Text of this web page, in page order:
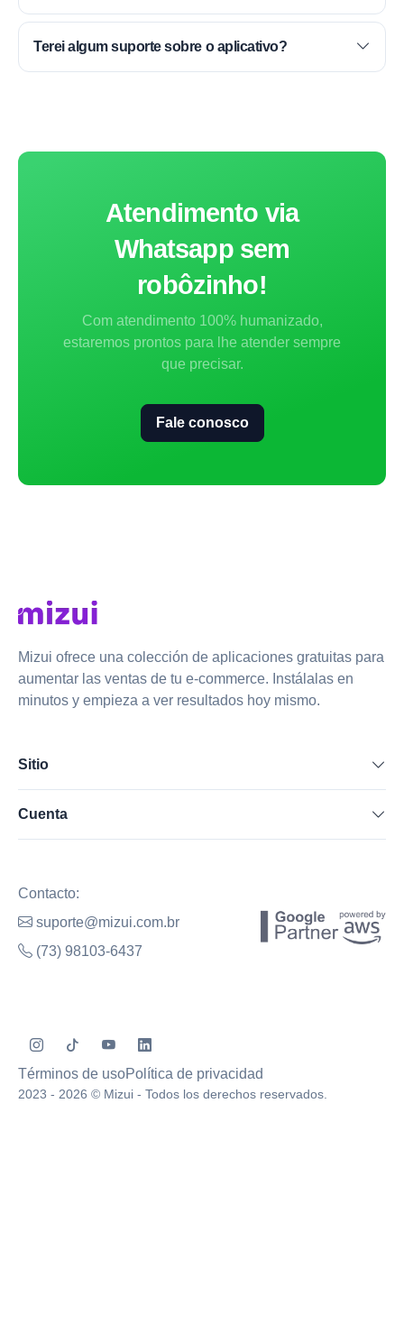
Terei algum suporte sobre o aplicativo?
Atendimento via
Whatsapp sem
robôzinho!
Com atendimento 100% humanizado,
estaremos prontos para lhe atender sempre
que precisar.
Fale conosco
Mizui ofrece una colección de aplicaciones gratuitas para
aumentar las ventas de tu e-commerce. Instálalas en
minutos y empieza a ver resultados hoy mismo.
Sitio
Cuenta
Contacto:
suporte@mizui.com.br
(73) 98103-6437
2023 - 2026 © Mizui - Todos los derechos reservados.
Términos de usoPolítica de privacidad